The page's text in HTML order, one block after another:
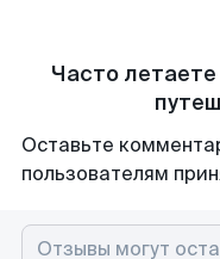
Часто
Оставьте
пользователям